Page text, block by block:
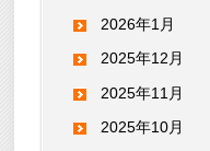
2026年1月
2025年12月
2025年11月
2025年10月